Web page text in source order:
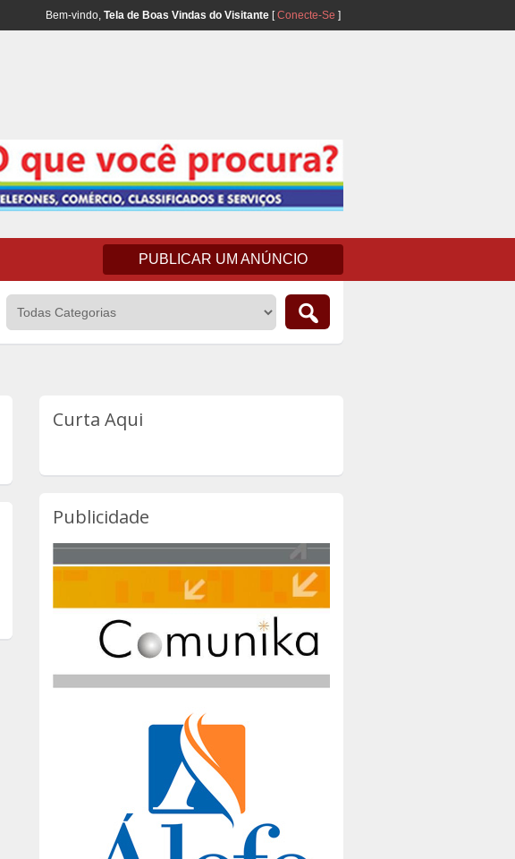
Bem-vindo, Tela de Boas Vindas do Visitante [Conecte-Se ]
PUBLICAR UM ANÚNCIO
Curta Aqui
Publicidade